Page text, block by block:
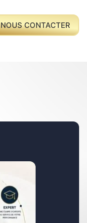
NOUS CONTACTER